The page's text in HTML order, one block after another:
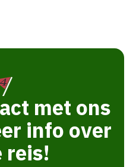
met ons
info over
reis!